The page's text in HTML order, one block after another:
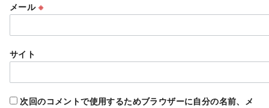
メール ※
サイト
次回のコメントで使用するためブラウザーに自分の名前、メ